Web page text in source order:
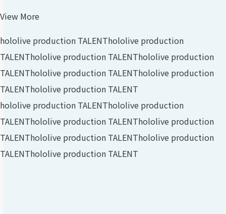
View More
hololive production TALENThololive production
TALENThololive production TALENThololive production
TALENThololive production TALENThololive production
TALENThololive production TALENT
hololive production TALENThololive production
TALENThololive production TALENThololive production
TALENThololive production TALENThololive production
TALENThololive production TALENT